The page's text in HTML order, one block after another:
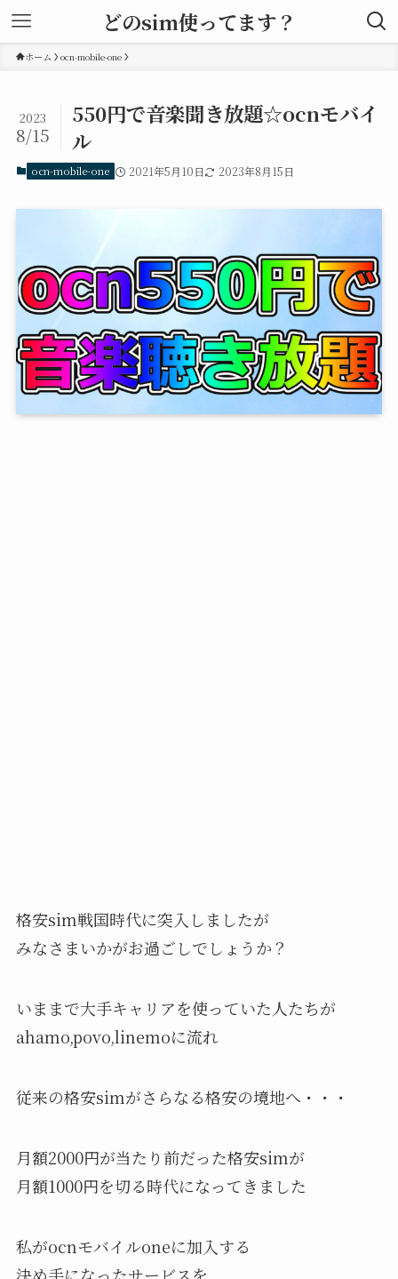
どのsim使ってます？
ホーム ocn-mobile-one
550円で音楽聞き放題☆ocnモバイ
ル
2023
8/15
ocn-mobile-one 2021年5月10日 2023年8月15日
格安sim戦国時代に突入しましたが
みなさまいかがお過ごしでしょうか？
いままで大手キャリアを使っていた人たちが
ahamo,povo,linemoに流れ
従来の格安simがさらなる格安の境地へ・・・
月額2000円が当たり前だった格安simが
月額1000円を切る時代になってきました
私がocnモバイルoneに加入する
決め手になったサービスを